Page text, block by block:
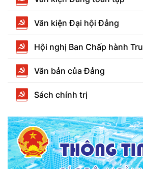
Văn kiện Đại hội Đảng
Hội nghị Ban Chấp hành
Văn bản của Đảng
Sách chính trị